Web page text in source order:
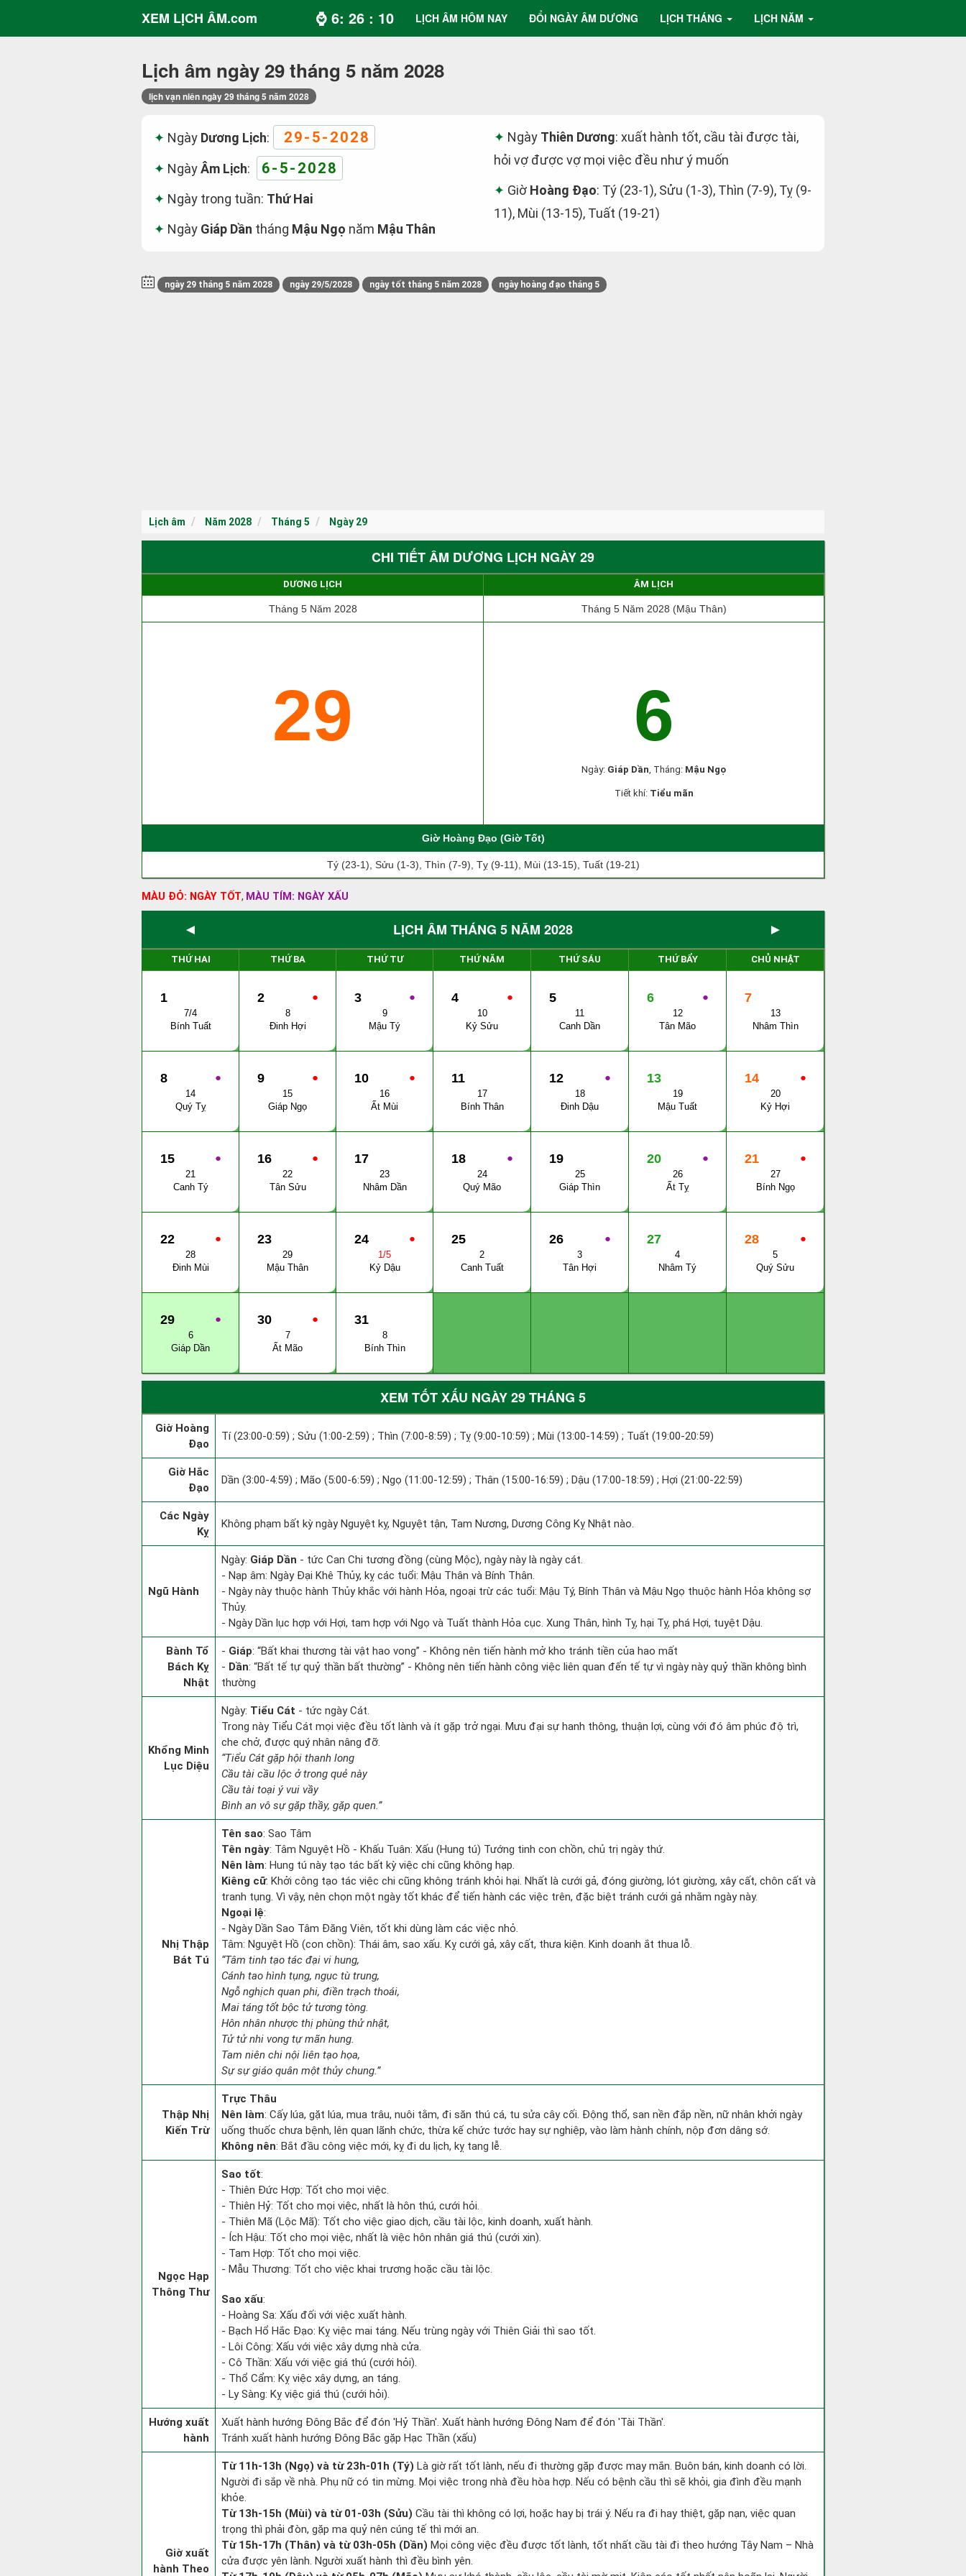
XEM LỊCH ÂM.com ⌚ 6: 26 : 10 LỊCH ÂM HÔM NAY ĐỔI NGÀY ÂM DƯƠNG LỊCH THÁNG LỊCH NĂM
Lịch âm ngày 29 tháng 5 năm 2028
lịch vạn niên ngày 29 tháng 5 năm 2028
Ngày Dương Lịch: 29-5-2028
NgàyÂm Lịch: 6-5-2028
Ngày trong tuần: Thứ Hai
Ngày Giáp Dần tháng Mậu Ngọ năm Mậu Thân
Ngày Thiên Dương: xuất hành tốt, cầu tài được tài,
hỏi vợ được vợ mọi việc đều như ý muốn
Giờ Hoàng Đạo: Tý (23-1), Sửu (1-3), Thìn (7-9), Tỵ (9-
11), Mùi (13-15), Tuất (19-21)
ngày 29 tháng 5 năm 2028 ngày 29/5/2028 ngày tốt tháng 5 năm 2028 ngày hoàng đạo tháng 5
Lịch âm Năm 2028 Tháng 5 Ngày 29
CHI TIẾT ÂM DƯƠNG LỊCH NGÀY 29
DƯƠNG LỊCH ÂM LỊCH
Tháng 5 Năm 2028 Tháng 5 Năm 2028 (Mậu Thân)
29 6
Ngày: Giáp Dần, Tháng: Mậu Ngọ
Tiết khí: Tiểu mãn
Giờ Hoàng Đạo (Giờ Tốt)
Tý (23-1), Sửu (1-3), Thìn (7-9), Tỵ (9-11), Mùi (13-15), Tuất (19-21)
MÀU ĐỎ: NGÀY TỐT, MÀU TÍM: NGÀY XẤU
◄ LỊCH ÂM THÁNG 5 NĂM 2028 ►
THỨ HAI THỨ BA THỨ TƯ THỨ NĂM THỨ SÁU THỨ BẨY CHỦ NHẬT
1
7/4
Bính Tuất
●
2
8
Đinh Hợi
●
3
9
Mậu Tý
●
4
10
Kỷ Sửu
5
11
Canh Dần
●
6
12
Tân Mão
7
13
Nhâm Thìn
●
8
14
Quý Tỵ
●
9
15
Giáp Ngọ
●
10
16
Ất Mùi
11
17
Bính Thân
●
12
18
Đinh Dậu
13
19
Mậu Tuất
●
14
20
Kỷ Hợi
●
15
21
Canh Tý
●
16
22
Tân Sửu
17
23
Nhâm Dần
●
18
24
Quý Mão
19
25
Giáp Thìn
●
20
26
Ất Tỵ
●
21
27
Bính Ngọ
●
22
28
Đinh Mùi
23
29
Mậu Thân
●
24
1/5
Kỷ Dậu
25
2
Canh Tuất
●
26
3
Tân Hợi
27
4
Nhâm Tý
●
28
5
Quý Sửu
●
29
6
Giáp Dần
●
30
7
Ất Mão
31
8
Bính Thìn
XEM TỐT XẤU NGÀY 29 THÁNG 5
Giờ Hoàng
Đạo
Tí (23:00-0:59) ; Sửu (1:00-2:59) ; Thìn (7:00-8:59) ; Tỵ (9:00-10:59) ; Mùi (13:00-14:59) ; Tuất (19:00-20:59)
Giờ Hắc
Đạo
Dần (3:00-4:59) ; Mão (5:00-6:59) ; Ngọ (11:00-12:59) ; Thân (15:00-16:59) ; Dậu (17:00-18:59) ; Hợi (21:00-22:59)
Các Ngày
Kỵ
Không phạm bất kỳ ngày Nguyệt kỵ, Nguyệt tận, Tam Nương, Dương Công Kỵ Nhật nào.
Ngũ Hành
Ngày: Giáp Dần - tức Can Chi tương đồng (cùng Mộc), ngày này là ngày cát.
- Nạp âm: Ngày Đại Khê Thủy, kỵ các tuổi: Mậu Thân và Bính Thân.
- Ngày này thuộc hành Thủy khắc với hành Hỏa, ngoại trừ các tuổi: Mậu Tý, Bính Thân và Mậu Ngọ thuộc hành Hỏa không sợ
Thủy.
- Ngày Dần lục hợp với Hợi, tam hợp với Ngọ và Tuất thành Hỏa cục. Xung Thân, hình Tỵ, hại Tỵ, phá Hợi, tuyệt Dậu.
Bành Tổ
Bách Kỵ
Nhật
- Giáp: “Bất khai thương tài vật hao vong” - Không nên tiến hành mở kho tránh tiền của hao mất
- Dần: “Bất tế tự quỷ thần bất thường” - Không nên tiến hành công việc liên quan đến tế tự vì ngày này quỷ thần không bình
thường
Khổng Minh
Lục Diệu
Ngày: Tiểu Cát - tức ngày Cát.
Trong này Tiểu Cát mọi việc đều tốt lành và ít gặp trở ngại. Mưu đại sự hanh thông, thuận lợi, cùng với đó âm phúc độ trì,
che chở, được quý nhân nâng đỡ.
“Tiểu Cát gặp hội thanh long
Cầu tài cầu lộc ở trong quẻ này
Cầu tài toại ý vui vầy
Bình an vô sự gặp thầy, gặp quen.”
Nhị Thập
Bát Tú
Tên sao: Sao Tâm
Tên ngày: Tâm Nguyệt Hồ - Khấu Tuân: Xấu (Hung tú) Tướng tinh con chồn, chủ trị ngày thứ.
Nên làm: Hung tú này tạo tác bất kỳ việc chi cũng không hạp.
Kiêng cữ: Khởi công tạo tác việc chi cũng không tránh khỏi hại. Nhất là cưới gả, đóng giường, lót giường, xây cất, chôn cất và
tranh tụng. Vì vậy, nên chọn một ngày tốt khác để tiến hành các việc trên, đặc biệt tránh cưới gả nhằm ngày này.
Ngoại lệ:
- Ngày Dần Sao Tâm Đăng Viên, tốt khi dùng làm các việc nhỏ.
Tâm: Nguyệt Hồ (con chồn): Thái âm, sao xấu. Kỵ cưới gả, xây cất, thưa kiện. Kinh doanh ắt thua lỗ.
“Tâm tinh tạo tác đại vi hung,
Cánh tao hình tụng, ngục tù trung,
Ngỗ nghịch quan phi, điền trạch thoái,
Mai táng tốt bộc tử tương tòng.
Hôn nhân nhược thị phùng thử nhật,
Tử tử nhi vong tự mãn hung.
Tam niên chi nội liên tạo họa,
Sự sự giáo quân một thủy chung.”
Thập Nhị
Kiến Trừ
Trực Thâu
Nên làm: Cấy lúa, gặt lúa, mua trâu, nuôi tằm, đi săn thú cá, tu sửa cây cối. Động thổ, san nền đắp nền, nữ nhân khởi ngày
uống thuốc chưa bệnh, lên quan lãnh chức, thừa kế chức tước hay sự nghiệp, vào làm hành chính, nộp đơn dâng sớ.
Không nên: Bắt đầu công việc mới, kỵ đi du lịch, kỵ tang lễ.
Ngọc Hạp
Thông Thư
Sao tốt:
- Thiên Đức Hợp: Tốt cho mọi việc.
- Thiên Hỷ: Tốt cho mọi việc, nhất là hôn thú, cưới hỏi.
- Thiên Mã (Lộc Mã): Tốt cho việc giao dịch, cầu tài lộc, kinh doanh, xuất hành.
- Ích Hậu: Tốt cho mọi việc, nhất là việc hôn nhân giá thú (cưới xin).
- Tam Hợp: Tốt cho mọi việc.
- Mẫu Thương: Tốt cho việc khai trương hoặc cầu tài lộc.
Sao xấu:
- Hoàng Sa: Xấu đối với việc xuất hành.
- Bạch Hổ Hắc Đạo: Kỵ việc mai táng. Nếu trùng ngày với Thiên Giải thì sao tốt.
- Lôi Công: Xấu với việc xây dựng nhà cửa.
- Cô Thần: Xấu với việc giá thú (cưới hỏi).
- Thổ Cẩm: Kỵ việc xây dựng, an táng.
- Ly Sàng: Kỵ việc giá thú (cưới hỏi).
Hướng xuất
hành
Xuất hành hướng Đông Bắc để đón 'Hỷ Thần'. Xuất hành hướng Đông Nam để đón 'Tài Thần'.
Tránh xuất hành hướng Đông Bắc gặp Hạc Thần (xấu)
Giờ xuất
hành Theo
Từ 11h-13h (Ngọ) và từ 23h-01h (Tý) Là giờ rất tốt lành, nếu đi thường gặp được may mắn. Buôn bán, kinh doanh có lời.
Người đi sắp về nhà. Phụ nữ có tin mừng. Mọi việc trong nhà đều hòa hợp. Nếu có bệnh cầu thì sẽ khỏi, gia đình đều mạnh
khỏe.
Từ 13h-15h (Mùi) và từ 01-03h (Sửu) Cầu tài thì không có lợi, hoặc hay bị trái ý. Nếu ra đi hay thiệt, gặp nạn, việc quan
trọng thì phải đòn, gặp ma quỷ nên cúng tế thì mới an.
Từ 15h-17h (Thân) và từ 03h-05h (Dần) Mọi công việc đều được tốt lành, tốt nhất cầu tài đi theo hướng Tây Nam – Nhà
cửa được yên lành. Người xuất hành thì đều bình yên.